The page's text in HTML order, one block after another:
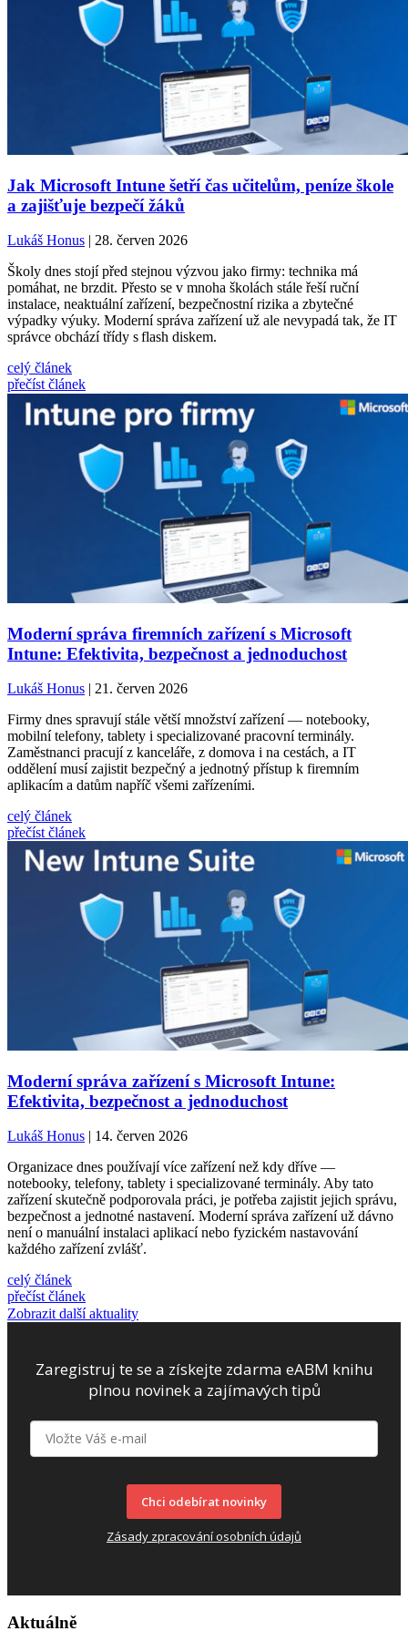
Jak Microsoft Intune šetří čas učitelům, peníze škole
a zajišťuje bezpečí žáků
Lukáš Honus | 28. červen 2026
Školy dnes stojí před stejnou výzvou jako firmy: technika má
pomáhat, ne brzdit. Přesto se v mnoha školách stále řeší ruční
instalace, neaktuální zařízení, bezpečnostní rizika a zbytečné
výpadky výuky. Moderní správa zařízení už ale nevypadá tak, že IT
správce obchází třídy s flash diskem.
celý článek
přečíst článek
Moderní správa firemních zařízení s Microsoft
Intune: Efektivita, bezpečnost a jednoduchost
Lukáš Honus | 21. červen 2026
Firmy dnes spravují stále větší množství zařízení — notebooky,
mobilní telefony, tablety i specializované pracovní terminály.
Zaměstnanci pracují z kanceláře, z domova i na cestách, a IT
oddělení musí zajistit bezpečný a jednotný přístup k firemním
aplikacím a datům napříč všemi zařízeními.
celý článek
přečíst článek
Moderní správa zařízení s Microsoft Intune:
Efektivita, bezpečnost a jednoduchost
Lukáš Honus | 14. červen 2026
Organizace dnes používají více zařízení než kdy dříve —
notebooky, telefony, tablety i specializované terminály. Aby tato
zařízení skutečně podporovala práci, je potřeba zajistit jejich správu,
bezpečnost a jednotné nastavení. Moderní správa zařízení už dávno
není o manuální instalaci aplikací nebo fyzickém nastavování
každého zařízení zvlášť.
celý článek
přečíst článek
Zobrazit další aktuality
Zaregistruj te se a získejte zdarma eABM knihu
plnou novinek a zajímavých tipů
Chci odebírat novinky
Zásady zpracování osobních údajů
Aktuálně